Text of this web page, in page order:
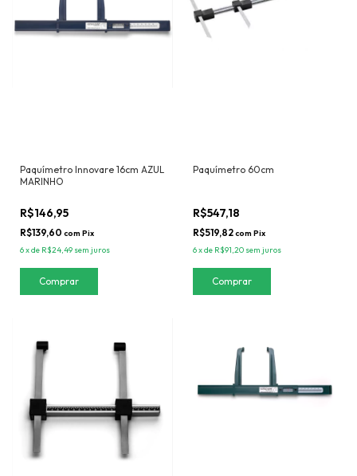
Paquímetro Innovare 16cm AZUL
MARINHO
R$146,95
R$139,60 com Pix
6xde R$24,49 sem juros
Paquímetro 60cm
R$547,18
R$519,82com Pix
6xde R$91,20 sem juros